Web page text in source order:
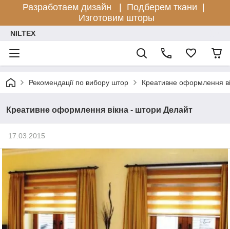
Разработаем дизайн |
Подберем ткани |
Изготовим шторы
NILTEX
Рекомендації по вибору штор Креативне оформлення
Креативне оформлення вікна - штори Делайт
17.03.2015